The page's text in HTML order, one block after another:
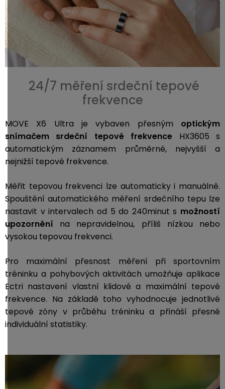
24/7 měření srdeční tepové
frekvence
MOVE X6 Ultra je vybaven přesným optickým
snímačem srdeční tepové frekvence
HX3605 s
automatickým záznamem průměrné, nejvyšší a
nejnižší tepové frekvence.
Měřit tepovou frekvenci lze automaticky i manuálně.
Spouštění automatického měření srdečního tepu lze
nastavit v intervalech od 5 do 240minut s možností
upozornění na nepravidelnou, příliš nízkou nebo
vysokou tepovou frekvenci.
Pro maximální přesnost měření při sportovním
tréninku a pohybových aktivitách umožňuje aplikace
Ectri nastavení vlastní klidové a maximální tepové
frekvence. Na základě toho vyhodnocuje jednotlivé
tepové zóny v průběhu tréninku a přináší přesné
individuální statistiky.